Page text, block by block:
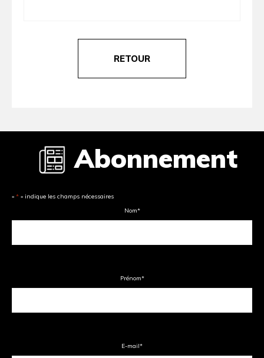
RETOUR
Abonnement
« * » indique les champs nécessaires
Nom*
Prénom*
E-mail*